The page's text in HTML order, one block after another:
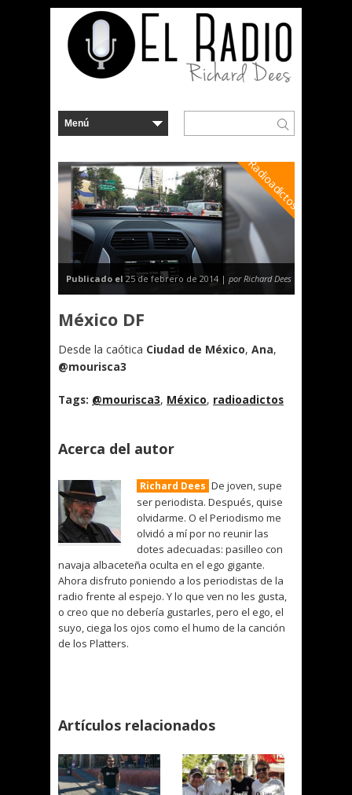
Radioadictos
Publicado el 25 de febrero de 2014 | por Richard Dees
México DF
Desde la caótica Ciudad de México, Ana,
@mourisca3
Tags: @mourisca3, México, radioadictos
Acerca del autor
Richard Dees De joven, supe
ser periodista. Después, quise
olvidarme. O el Periodismo me
olvidó a mí por no reunir las
dotes adecuadas: pasilleo con
navaja albaceteña oculta en el ego gigante.
Ahora disfruto poniendo a los periodistas de la
radio frente al espejo. Y lo que ven no les gusta,
o creo que no debería gustarles, pero el ego, el
suyo, ciega los ojos como el humo de la canción
de los Platters.
Artículos relacionados